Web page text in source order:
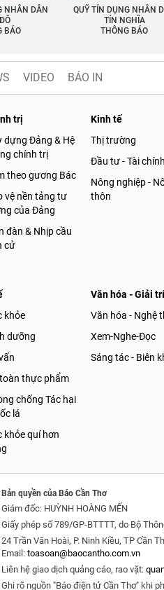
NHÂN DÂN
BÁO
QUỸ TÍN DỤNG NHÂN
TÍN NGHĨA
THÔNG BÁO
VIDEO BÁO IN
trị
dựng Đảng & Hệ
chính trị
theo gương Bác
vệ nền tảng tư
của Đảng
đàn & Nhịp cầu
cử
Kinh tế
Thị trường
Đầu tư - Tài chính
Nông nghiệp -
thôn
khỏe
dưỡng
thực phẩm
chống Tác hại
lá
khỏe quí hơn
Văn hóa - Giải
Văn hóa - Nghệ
Xem-Nghe-Đọc
Sáng tác - Biên
Bản quyền của Báo Cần Thơ
Giám đốc: HUỲNH HOÀNG MẾN
Giấy phép số 789/GP-BTTTT, do Bộ
24 Trần Văn Hoài, P. Ninh Kiều, TP Cần
Email: toasoan@baocantho.com.vn
Liên hệ giao dịch quảng cáo, rao vặt:
Ghi rõ nguồn "Báo điện tử Cần Thơ" khi